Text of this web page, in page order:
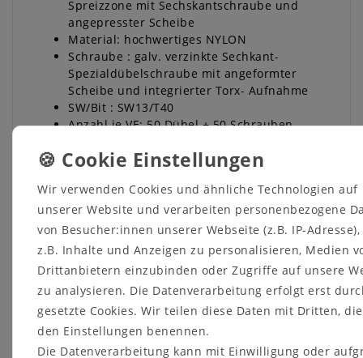
Spreizzone mit Sechskantschraube und
angepresster Scheibe
Material: hochwertiges NYLON
Schraube : galv. verzinkte Sechkant-
Spezialdübelschraube mit angeformter
Scheibe und integrierter Torx- Aufnahme
SW/Bit : SW13/T40
Anzahl je VE: 50 Dübel + 50 Schrauben
Eignung
Geeignet für: Beton, Mauerwerkstoffe,
weiche Vollbaustoffe wie Porenbeton und
Leichtbeton, Kalksandlochsteine, Hoch- und
Zur Befestigung von: Fassaden- und
Dachunterkonstruktionen aus Holz und
Metall, Tore, Türen, Feuerschutztüren usw.
Wir verwenden Cookies und ähnliche Technologien auf
unserer Website und verarbeiten personenbezogene
von Besucher:innen unserer Webseite (z.B. IP-
z.B. Inhalte und Anzeigen zu personalisieren, Medien
Drittanbietern einzubinden oder Zugriffe auf unsere
zu analysieren. Die Datenverarbeitung erfolgt erst
gesetzte Cookies. Wir teilen diese Daten mit Dritten,
den Einstellungen benennen.
Die Datenverarbeitung kann mit Einwilligung oder